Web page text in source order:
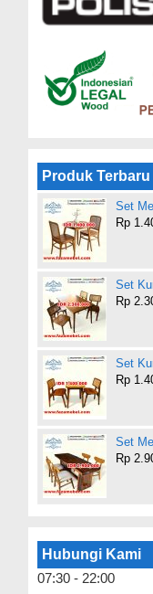
Produk Terbaru
Set
Rp
Set
Rp
Set
Rp
Set
Rp
Hubungi Kami
07:30 - 22:00